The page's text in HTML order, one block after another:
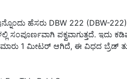
ಸಂಪೂರ್ಣವಾಗಿ ಪಕ್ವವಾಗುತ್ತದೆ. ಇದು
1 ಮೀಟರ್ ಆಗಿದೆ, ಈ ವಿಧದ ಬ್ರೆಡ್
This Rabi Season